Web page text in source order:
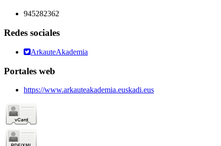
945282362
Redes sociales
ArkauteAkademia
Portales web
https://www.arkauteakademia.euskadi.eus